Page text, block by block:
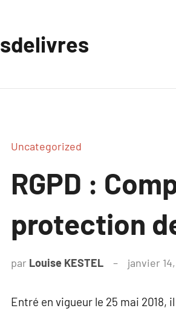
Uncategorized
RGPD :
protection
par Louise KESTEL janvier
Entré en vigueur le 25 mai